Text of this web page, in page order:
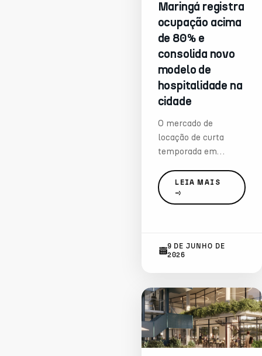
apenas o
planejamento das
cidades, mas
também os novos
empreendimentos
imobiliários.
Maringá registra
ocupação acima
de 80% e
consolida novo
modelo de
hospitalidade na
cidade
O mercado de
locação de curta
temporada em
um momento de
consolidação
expressiva. Nos
segmento
consistentemente
elevadas: 78,65% em
dezembro, 86,49%
em janeiro e 83,45%
em fevereiro,
LEIA MAIS
9 DE JUNHO DE
2026